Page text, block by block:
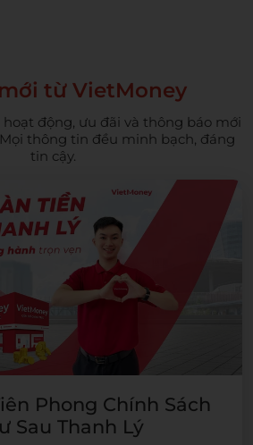
từ VietMoney
động, ưu đãi và thông báo mới
thông tin đều minh bạch, đáng
tin cậy.
Phong Chính Sách
Sau Thanh Lý